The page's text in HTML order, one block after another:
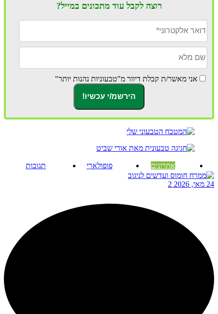
רוצה לקבל עוד מתכונים במייל?
אני מאשר/ת קבלת דיוור מ"טבעוניות נהנות יותר"
אחרונים פופולארי תגובות
24 מאי, 2026 2